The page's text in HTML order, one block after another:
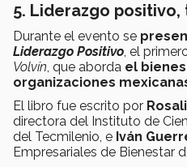
5. Liderazgo
Durante el evento se
Liderazgo Positivo, el
Volvín, que aborda el
organizaciones
El libro fue escrito por
directora del Instituto de
del Tecmilenio, e Iván
Empresariales de Bienestar